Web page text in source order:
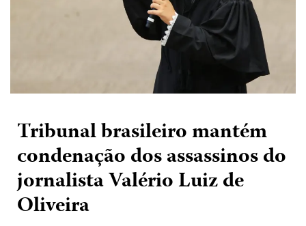
Tribunal brasileiro mantém
condenação dos assassinos do
jornalista Valério Luiz de
Oliveira